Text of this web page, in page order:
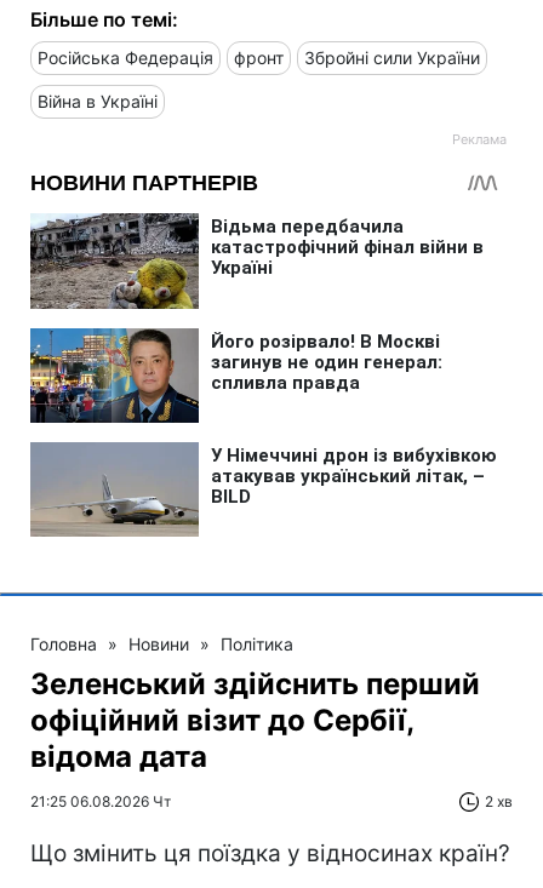
Більше по темі:
Російська Федерація фронт Збройні сили України
Війна в Україні
Головна » Новини » Політика
Зеленський здійснить перший
офіційний візит до Сербії,
відома дата
21:25 06.08.2026 Чт 2 хв
Що змінить ця поїздка у відносинах країн?